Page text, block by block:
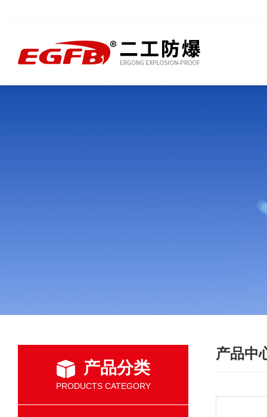
产品分类
PRODUCTS CATEGORY
产品中